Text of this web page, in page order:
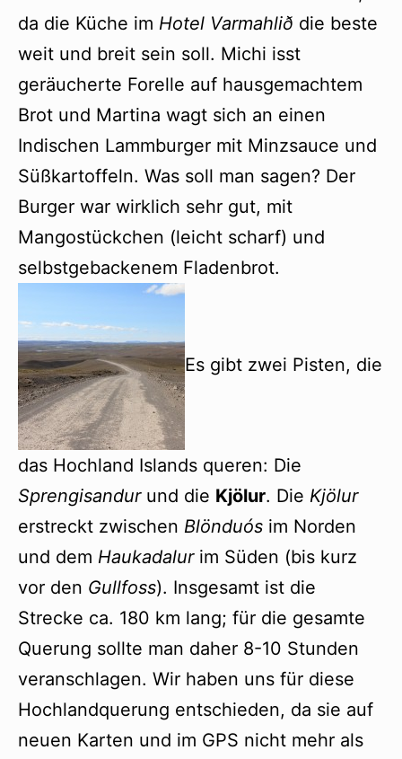
da die Küche im Hotel Varmahlið die beste
weit und breit sein soll. Michi isst
geräucherte Forelle auf hausgemachtem
Brot und Martina wagt sich an einen
Indischen Lammburger mit Minzsauce und
Süßkartoffeln. Was soll man sagen? Der
Burger war wirklich sehr gut, mit
Mangostückchen (leicht scharf) und
selbstgebackenem Fladenbrot.
Es gibt zwei Pisten, die
das Hochland Islands queren: Die
Sprengisandurund die Kjölur. Die Kjölur
erstreckt zwischen Blönduós im Norden
und dem Haukadalurim Süden (bis kurz
vor den Gullfoss). Insgesamt ist die
Strecke ca. 180 km lang; für die gesamte
Querung sollte man daher 8-10 Stunden
veranschlagen. Wir haben uns für diese
Hochlandquerung entschieden, da sie auf
neuen Karten und im GPS nicht mehr als